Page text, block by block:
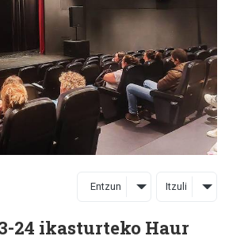
Entzun Itzuli
24 ikasturteko Haur